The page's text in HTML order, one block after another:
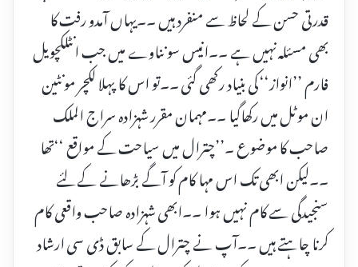
قدرتی حسن کے لحاظ سے منفرد ہیں ۔۔یہاں آمدو رفت کا
بھی مسئلہ نہیں ہے ۔۔انیس سو نناوے میں جب انٹلکچویل
فارم ’’انواز‘‘ کی بنیاد رکھی گئی ۔۔تو اس کا پہلا لکچر مونٹین
ان موٹل میں رکھاگیا ۔۔مہمان مقرر شہزادہ سراج الملک
صاحب کا موضوع ۔’’چترال میں سیاحت کے مواقع ‘‘تھا
۔۔لیکن ابھی تک اس مہا کام کو آگے بڑھانے کے لئے
سنجیدگی سے کام نہیں ہوا ۔۔ابھی شہزادہ صاحب واقعی کام
کرنا چاہتے ہیں ۔۔آپ نے چترال کے سابق ڈی سی ارشاد